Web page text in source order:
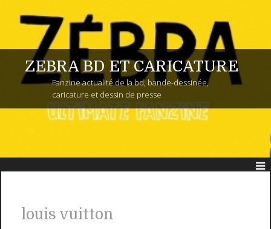
ZEBRA BD ET CARICATURE
Fanzine actualité de la bd, bande-dessinée,
caricature et dessin de presse
louis vuitton